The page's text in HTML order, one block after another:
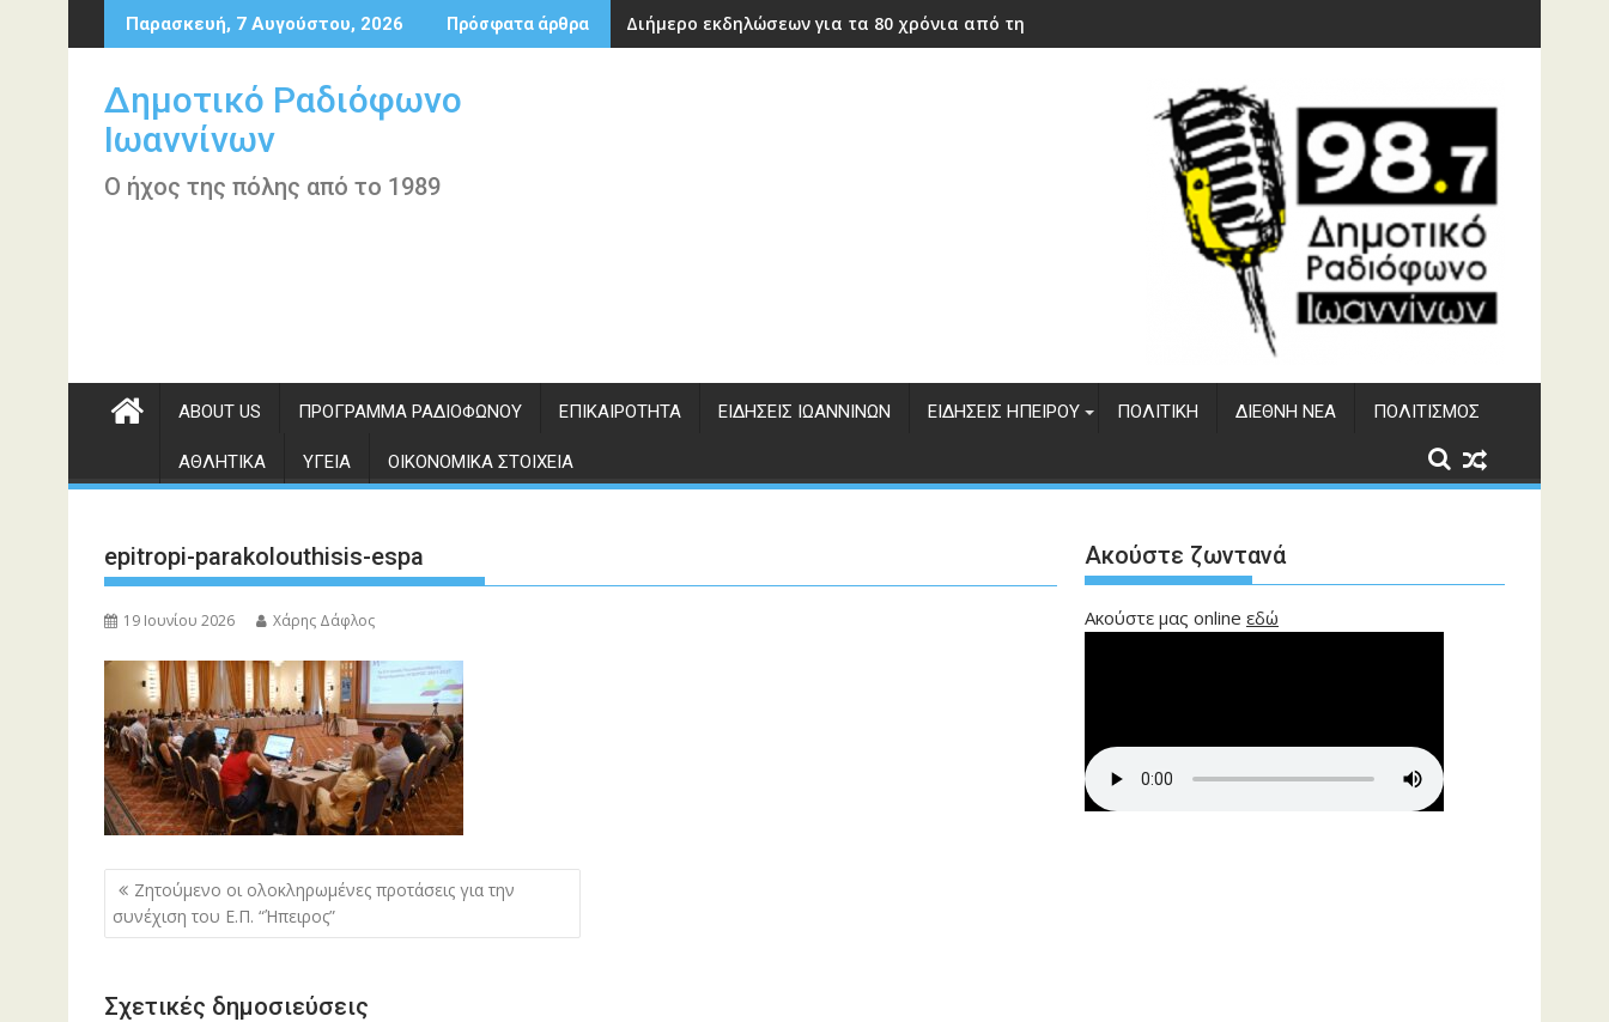
Περάστε
στο
Παρασκευή, 7 Αυγούστου, 2026 Πρόσφατα άρθρα Διήμερο εκδηλώσεων για τα 80 χρόνια από την ίδρυση του ΔΣΕ
Δημοτικό Ραδιόφωνο
Ιωαννίνων
Ο ήχος της πόλης από το 1989
ABOUT US ΠΡΌΓΡΑΜΜΑ ΡΑΔΙΟΦΏΝΟΥ ΕΠΙΚΑΙΡΌΤΗΤΑ ΕΙΔΉΣΕΙΣ ΙΩΑΝΝΊΝΩΝ ΕΙΔΉΣΕΙΣ ΗΠΕΊΡΟΥ ΠΟΛΙΤΙΚΉ ΔΙΕΘΝΉ ΝΈΑ ΠΟΛΙΤΙΣΜΌΣ
ΑΘΛΗΤΙΚΆ ΥΓΕΊΑ ΟΙΚΟΝΟΜΙΚΆ ΣΤΟΙΧΕΊΑ
epitropi-parakolouthisis-espa
19 Ιουνίου 2026 Χάρης Δάφλος
Πλοήγηση
άρθρων
Ζητούμενο οι ολοκληρωμένες προτάσεις για την
συνέχιση του Ε.Π. “Ήπειρος”
Σχετικές δημοσιεύσεις
Ακούστε ζωντανά
Ακούστε μας online εδώ